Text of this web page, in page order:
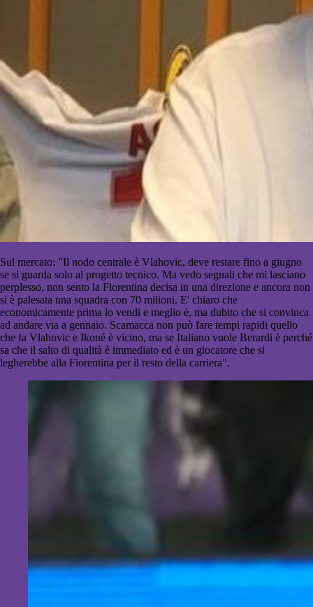
Sul mercato: "Il nodo centrale è Vlahovic, deve restare fino a giugno
se si guarda solo al progetto tecnico. Ma vedo segnali che mi lasciano
perplesso, non sento la Fiorentina decisa in una direzione e ancora non
si è palesata una squadra con 70 milioni. E' chiaro che
economicamente prima lo vendi e meglio è, ma dubito che si convinca
ad andare via a gennaio. Scamacca non può fare tempi rapidi quello
che fa Vlahovic e Ikoné è vicino, ma se Italiano vuole Berardi è perché
sa che il salto di qualità è immediato ed è un giocatore che si
legherebbe alla Fiorentina per il resto della carriera".